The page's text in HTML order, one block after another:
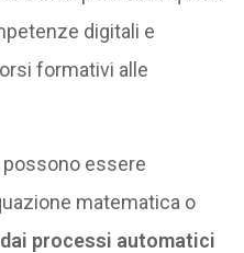
digitali e
formativi alle
possono essere
matematica o
processi automatici